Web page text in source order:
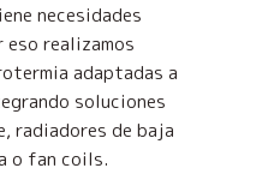
necesidades
realizamos
adaptadas a
soluciones
radiadores de baja
o fan coils.